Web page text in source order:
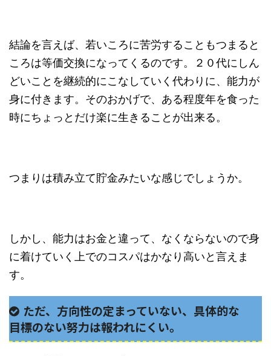
結論を言えば、若いころに苦労することもつまると
ころは等価交換になってくるのです。２０代にしん
どいことを継続的にこなしていく代わりに、能力が
身に付きます。そのおかげで、ある程度年を食った
時にちょっとだけ楽に生きることが出来る。
つまりは積み立て貯金みたいな感じでしょうか。
しかし、能力はお金と違って、なくならないので身
に着けていく上でのコスパはかなり高いと言えま
す。
ただ、方向性の定まっていない、具体的な
目標のない努力は報われにくい。